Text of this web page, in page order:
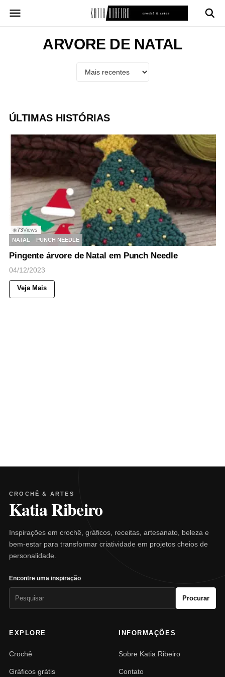
para
ARVORE DE NATAL
ÚLTIMAS HISTÓRIAS
◉73Views
NATAL
PUNCH NEEDLE
Pingente árvore de Natal em Punch Needle
04/12/2023
Veja Mais
CROCHÊ & ARTES
Katia Ribeiro
Inspirações em crochê, gráficos, receitas, artesanato, beleza e
bem-estar para transformar criatividade em projetos cheios de
personalidade.
Encontre uma inspiração
Procurar
EXPLORE
Crochê
Gráficos grátis
INFORMAÇÕES
Sobre Katia Ribeiro
Contato